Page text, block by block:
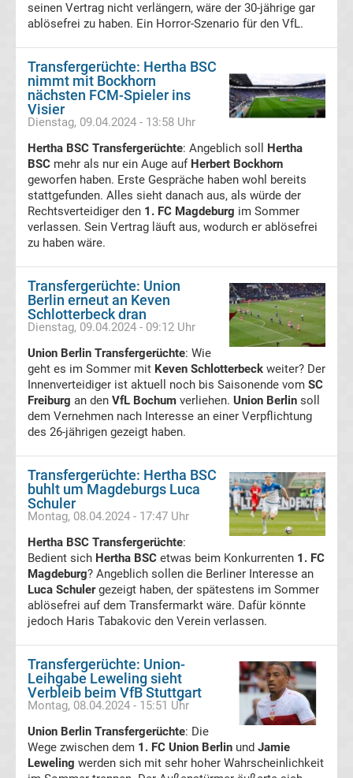
Eishockey
live
im
TV
Tabellen
Ergebnisse
International:
La
Liga
Ergebnisse
La
Liga
Tabelle
League
Erg.
Premier
League
Tabelle
Frauen
Bundesliga
Erg.
seinen Vertrag nicht verlängern, wäre der 30-jährige gar
ablösefrei zu haben. Ein Horror-Szenario für den VfL.
Transfergerüchte: Hertha BSC
nimmt mit Bockhorn
nächsten FCM-Spieler ins
Visier
Dienstag, 09.04.2024 - 13:58 Uhr
Hertha BSC Transfergerüchte: Angeblich soll Hertha
BSC mehr als nur ein Auge auf Herbert Bockhorn
geworfen haben. Erste Gespräche haben wohl bereits
stattgefunden. Alles sieht danach aus, als würde der
Rechtsverteidiger den 1. FC Magdeburg im Sommer
verlassen. Sein Vertrag läuft aus, wodurch er ablösefrei
zu haben wäre.
Transfergerüchte: Union
Berlin erneut an Keven
Schlotterbeck dran
Dienstag, 09.04.2024 - 09:12 Uhr
Union Berlin Transfergerüchte: Wie
geht es im Sommer mit Keven Schlotterbeck weiter? Der
Innenverteidiger ist aktuell noch bis Saisonende vom SC
Freiburg an den VfL Bochum verliehen. Union Berlin soll
dem Vernehmen nach Interesse an einer Verpflichtung
des 26-jährigen gezeigt haben.
Transfergerüchte: Hertha BSC
buhlt um Magdeburgs Luca
Schuler
Montag, 08.04.2024 - 17:47 Uhr
Hertha BSC Transfergerüchte:
Bedient sich Hertha BSC etwas beim Konkurrenten 1. FC
Magdeburg? Angeblich sollen die Berliner Interesse an
Luca Schulergezeigt haben, der spätestens im Sommer
ablösefrei auf dem Transfermarkt wäre. Dafür könnte
jedoch Haris Tabakovic den Verein verlassen.
Transfergerüchte: Union-
Leihgabe Leweling sieht
Verbleib beim VfB Stuttgart
Montag, 08.04.2024 - 15:51 Uhr
Union Berlin Transfergerüchte: Die
Wege zwischen dem 1. FC Union Berlin und Jamie
Leweling werden sich mit sehr hoher Wahrscheinlichkeit